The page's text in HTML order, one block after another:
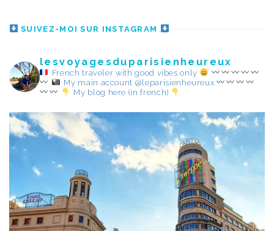
SUIVEZ-MOI SUR INSTAGRAM
lesvoyagesduparisienheureux
French traveler with good vibes only
My main account @leparisienheureux
My blog here (in french)